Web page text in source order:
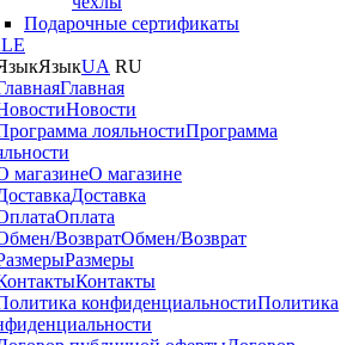
Подарочные сертификаты
ЯзыкUA RU
Главная
Новости
Программа
О магазине
Доставка
Оплата
Обмен/Возврат
Размеры
Контакты
Политика